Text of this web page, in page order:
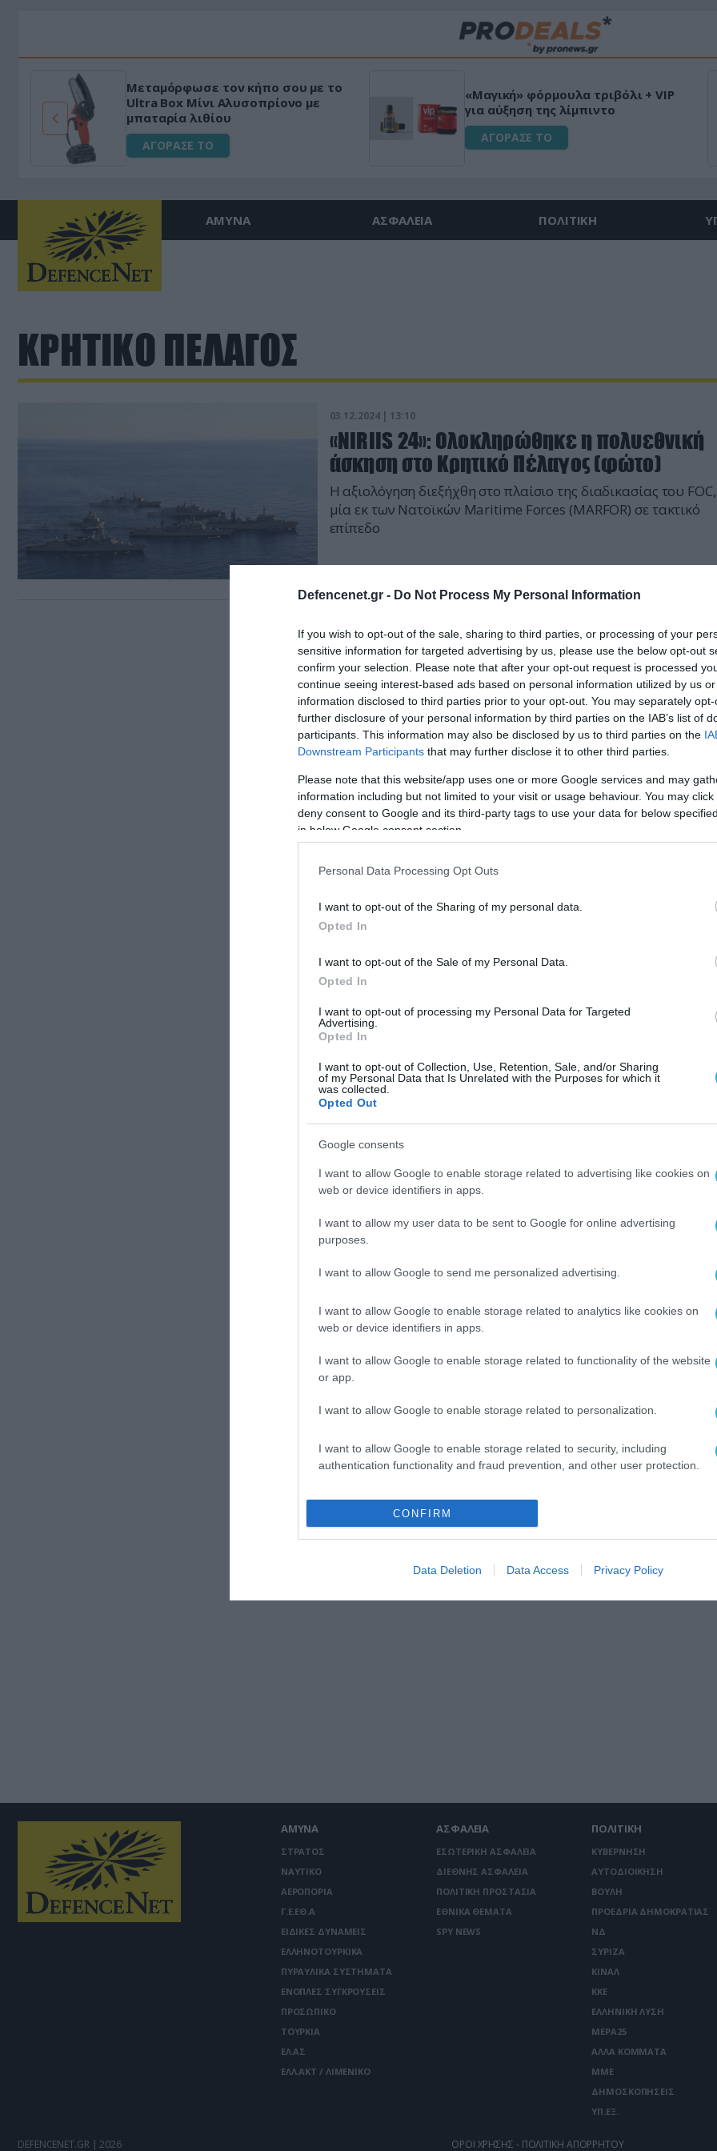
Defencenet.gr - Do Not Process My Personal Information
If you wish to opt-out of the sale, sharing to third parties, or processing of your
sensitive information for targeted advertising by us, please use the below opt-out
confirm your selection. Please note that after your opt-out request is processed
continue seeing interest-based ads based on personal information utilized by us
information disclosed to third parties prior to your opt-out. You may separately
further disclosure of your personal information by third parties on the IAB’s list of
participants. This information may also be disclosed by us to third parties on the
Downstream Participants that may further disclose it to other third parties.
Please note that this website/app uses one or more Google services and may
information including but not limited to your visit or usage behaviour. You may
deny consent to Google and its third-party tags to use your data for below
in below Google consent section.
Personal Data Processing Opt Outs
I want to opt-out of the Sharing of my personal data.
Opted In
I want to opt-out of the Sale of my Personal Data.
Opted In
I want to opt-out of processing my Personal Data for Targeted
Advertising.
Opted In
I want to opt-out of Collection, Use, Retention, Sale, and/or Sharing
of my Personal Data that Is Unrelated with the Purposes for which it
was collected.
Opted Out
Google consents
I want to allow Google to enable storage related to advertising like cookies on
web or device identifiers in apps.
I want to allow my user data to be sent to Google for online advertising
purposes.
I want to allow Google to send me personalized advertising.
I want to allow Google to enable storage related to analytics like cookies on
web or device identifiers in apps.
I want to allow Google to enable storage related to functionality of the website
or app.
I want to allow Google to enable storage related to personalization.
I want to allow Google to enable storage related to security, including
authentication functionality and fraud prevention, and other user protection.
CONFIRM
Data Deletion Data Access Privacy Policy
Μεταμόρφωσε τον κήπο σου με το
Ultra Box Μίνι Αλυσοπρίονο με
μπαταρία λιθίου
ΑΓΟΡΑΣΕ ΤΟ
«Μαγική» φόρμουλα τριβόλι + VIP
για αύξηση της λίμπιντο
ΑΓΟΡΑΣΕ ΤΟ
ΑΜΥΝΑ ΑΣΦΑΛΕΙΑ ΠΟΛΙΤΙΚΗ
ΚΡΗΤΙΚΟ ΠΕΛΑΓΟΣ
03.12.2024 | 13:10
«NIRIIS 24»: Ολοκληρώθηκε η πολυεθνική
άσκηση στο Κρητικό Πέλαγος (φώτο)
Η αξιολόγηση διεξήχθη στο πλαίσιο της διαδικασίας του
μία εκ των Νατοϊκών Maritime Forces (MARFOR) σε τακτικό
επίπεδο
ΑΜΥΝΑ
ΣΤΡΑΤΟΣ
ΝΑΥΤΙΚΟ
ΑΕΡΟΠΟΡΙΑ
Γ.Ε.ΕΘ.Α
ΕΙΔΙΚΕΣ ΔΥΝΑΜΕΙΣ
ΕΛΛΗΝΟΤΟΥΡΚΙΚΑ
ΠΥΡΑΥΛΙΚΑ ΣΥΣΤΗΜΑΤΑ
ΕΝΟΠΛΕΣ ΣΥΓΚΡΟΥΣΕΙΣ
ΠΡΟΣΩΠΙΚΟ
ΤΟΥΡΚΙΑ
ΕΛ.ΑΣ
ΕΛΛ.ΑΚΤ / ΛΙΜΕΝΙΚΟ
ΑΣΦΑΛΕΙΑ
ΕΣΩΤΕΡΙΚΗ ΑΣΦΑΛΕΙΑ
ΔΙΕΘΝΗΣ ΑΣΦΑΛΕΙΑ
ΠΟΛΙΤΙΚΗ ΠΡΟΣΤΑΣΙΑ
ΕΘΝΙΚΑ ΘΕΜΑΤΑ
SPY NEWS
ΠΟΛΙΤΙΚΗ
ΚΥΒΕΡΝΗΣΗ
ΑΥΤΟΔΙΟΙΚΗΣΗ
ΒΟΥΛΗ
ΠΡΟΕΔΡΙΑ ΔΗΜΟΚΡΑΤΙΑΣ
ΝΔ
ΣΥΡΙΖΑ
ΚΙΝΑΛ
ΚΚΕ
ΕΛΛΗΝΙΚΗ ΛΥΣΗ
ΜΕΡΑ25
ΑΛΛΑ ΚΟΜΜΑΤΑ
ΜΜΕ
ΔΗΜΟΣΚΟΠΗΣΕΙΣ
ΥΠ.ΕΞ.
DEFENCENET.GR | 2026 ΟΡΟΙ ΧΡΗΣΗΣ - ΠΟΛΙΤΙΚΗ ΑΠΟΡΡΗΤΟΥ